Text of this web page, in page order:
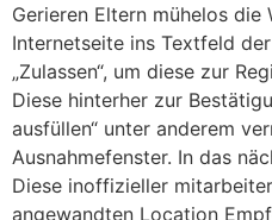
Gerieren Eltern mühelos die
Internetseite ins Textfeld
„Zulassen“, um diese zur
Diese hinterher zur
ausfüllen“ unter anderem
Ausnahmefenster. In das
Diese inoffizieller
angewandten Location